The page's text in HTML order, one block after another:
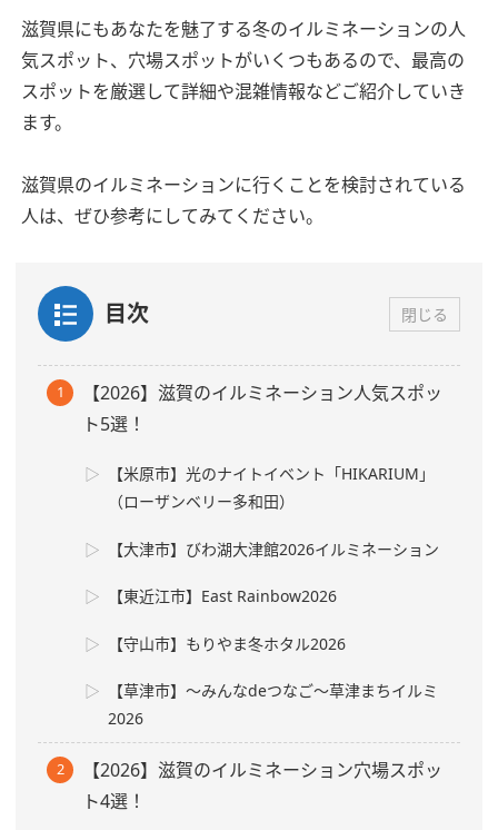
滋賀県にもあなたを魅了する冬のイルミネーションの人
気スポット、穴場スポットがいくつもあるので、最高の
スポットを厳選して詳細や混雑情報などご紹介していき
ます。
滋賀県のイルミネーションに行くことを検討されている
人は、ぜひ参考にしてみてください。
目次 閉じる
【2026】滋賀のイルミネーション人気スポッ
ト5選！
【米原市】光のナイトイベント「HIKARIUM」
（ローザンベリー多和田）
【大津市】びわ湖大津館2026イルミネーション
【東近江市】East Rainbow2026
【守山市】もりやま冬ホタル2026
【草津市】〜みんなdeつなご〜草津まちイルミ
2026
【2026】滋賀のイルミネーション穴場スポッ
ト4選！